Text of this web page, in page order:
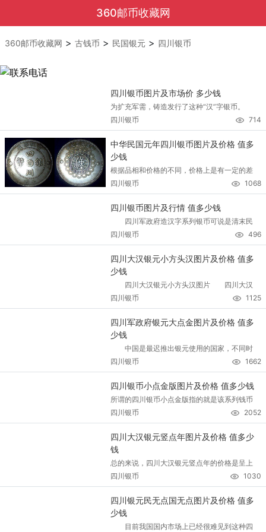
360邮币收藏网
360邮币收藏网 > 古钱币 > 民国银元 > 四川银币
四川银币图片及市场价 多少钱
为扩充军需，铸造发行了这种“汉”字银币。
四川银币
714
中华民国元年四川银币图片及价格 值多
少钱
根据品相和价格的不同，价格上是有一定的差
四川银币
1068
四川银币图片及行情 值多少钱
四川军政府造汉字系列银币可说是清末民
四川银币
496
四川大汉银元小方头汉图片及价格 值多
少钱
四川大汉银元小方头汉图片 四川大汉
四川银币
1125
四川军政府银元大点金图片及价格 值多
少钱
中国是最迟推出银元使用的国家，不同时
四川银币
1662
四川银币小点金版图片及价格 值多少钱
所谓的四川银币小点金版指的就是该系列钱币
四川银币
2052
四川大汉银元竖点年图片及价格 值多少
钱
总的来说，四川大汉银元竖点年的价格是呈上
四川银币
1030
四川银元民无点国无点图片及价格 值多
少钱
目前我国国内市场上已经很难见到这种四